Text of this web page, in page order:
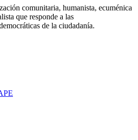
comunitaria, humanista, ecuménica
que responde a las
de la ciudadanía.